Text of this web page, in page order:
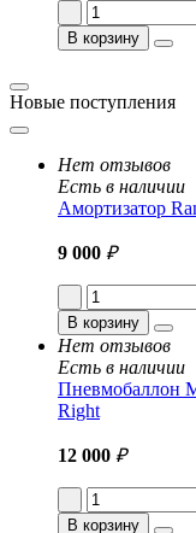
В корзину
Новые поступления
Нет отзывов
Есть в наличии
Амортизатор
9 000 ₽
В корзину
Нет отзывов
Есть в наличии
Пневмобаллон
Right
12 000 ₽
В корзину